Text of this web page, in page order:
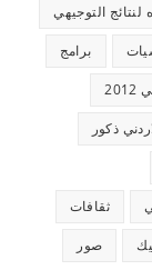
لنتائج التوجيهي
برامج
ذكور
ثقافات
صور